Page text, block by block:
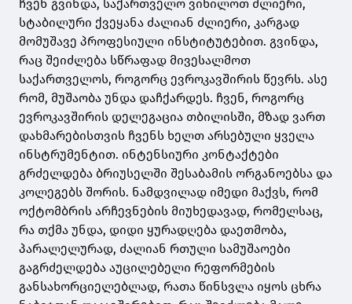
ჩვენ გვინდა, საქართველო ვიხილოთ ძლიერი,
სტაბილური ქვეყანა ძალიან ძლიერი, კარგად
მომუშავე პროფესიული ინსტიტუტებით. გვინდა,
რაც შეიძლება სწრაფად მივესალმოთ
საქართველოს, როგორც ევროკავშირის წევრს. ასე
რომ, მუშაობა უნდა დაჩქარდეს. ჩვენ, როგორც
ევროკავშირის დელეგაცია თბილისში, მზად ვართ
დახმარებისთვის ჩვენს ხელთ არსებული ყველა
ინსტრუმენტით. ინტენსიური კონტაქტები
გრძელდება ბრიუსელში შესაბამის ორგანოებსა და
კოლეგებს შორის. ნამდვილად იმედი მაქვს, რომ
ოქტომბრის არჩევნების მიუხედავად, რომელსაც,
რა თქმა უნდა, დიდი ყურადღება დაეთმობა,
პარალელურად, ძალიან რთული სამუშაოები
გაგრძელდება აუცილებელი რეფორმების
განსახორციელებლად, რათა წინსვლა იყოს ცხრა